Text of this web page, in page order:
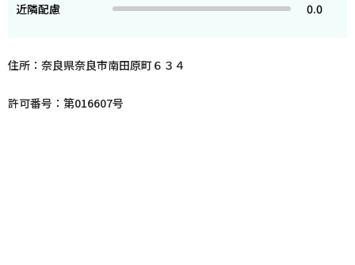
近隣配慮
0.0
住所：奈良県奈良市南田原町６３４
許可番号：第016607号